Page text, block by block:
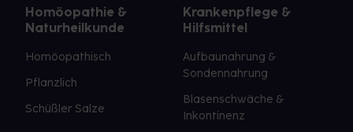
Homöopathie &
Naturheilkunde
Homöopathisch
Pflanzlich
Schüßler Salze
Krankenpflege &
Hilfsmittel
Aufbaunahrung &
Sondennahrung
Blasenschwäche &
Inkontinenz